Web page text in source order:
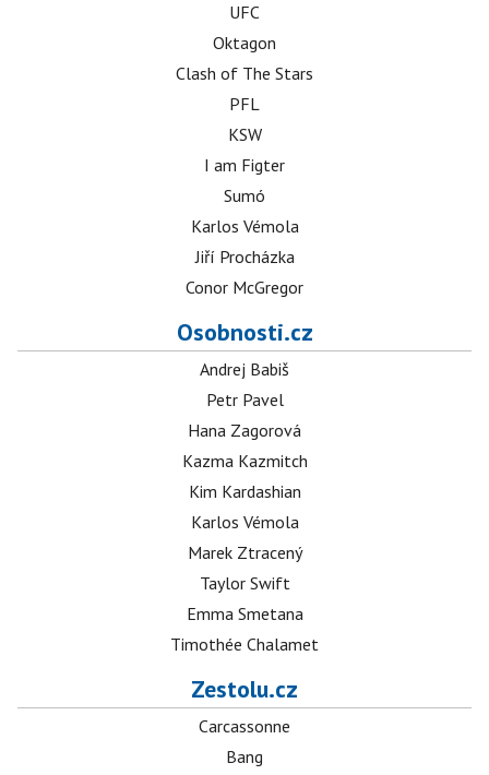
UFC
Oktagon
Clash of The Stars
PFL
KSW
I am Figter
Sumó
Karlos Vémola
Jiří Procházka
Conor McGregor
Osobnosti.cz
Andrej Babiš
Petr Pavel
Hana Zagorová
Kazma Kazmitch
Kim Kardashian
Karlos Vémola
Marek Ztracený
Taylor Swift
Emma Smetana
Timothée Chalamet
Zestolu.cz
Carcassonne
Bang